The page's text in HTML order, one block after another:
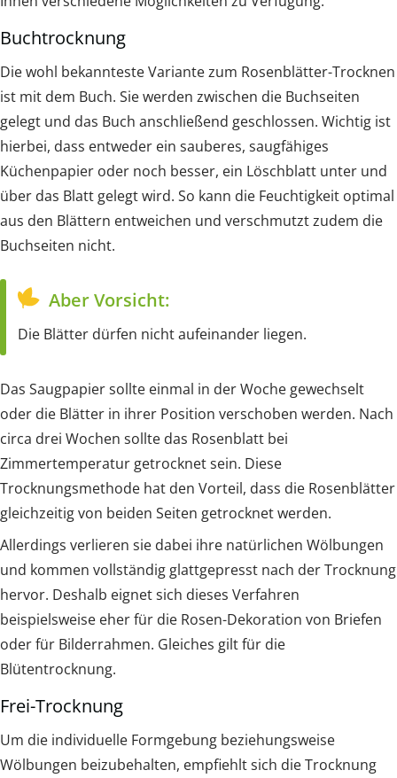
Buchtrocknung
Die wohl bekannteste Variante zum Rosenblätter-Trocknen
ist mit dem Buch. Sie werden zwischen die Buchseiten
gelegt und das Buch anschließend geschlossen. Wichtig ist
hierbei, dass entweder ein sauberes, saugfähiges
Küchenpapier oder noch besser, ein Löschblatt unter und
über das Blatt gelegt wird. So kann die Feuchtigkeit optimal
aus den Blättern entweichen und verschmutzt zudem die
Buchseiten nicht.
Aber Vorsicht:
Die Blätter dürfen nicht aufeinander liegen.
Das Saugpapier sollte einmal in der Woche gewechselt
oder die Blätter in ihrer Position verschoben werden. Nach
circa drei Wochen sollte das Rosenblatt bei
Zimmertemperatur getrocknet sein. Diese
Trocknungsmethode hat den Vorteil, dass die Rosenblätter
gleichzeitig von beiden Seiten getrocknet werden.
Allerdings verlieren sie dabei ihre natürlichen Wölbungen
und kommen vollständig glattgepresst nach der Trocknung
hervor. Deshalb eignet sich dieses Verfahren
beispielsweise eher für die Rosen-Dekoration von Briefen
oder für Bilderrahmen. Gleiches gilt für die
Blütentrocknung.
Frei-Trocknung
Um die individuelle Formgebung beziehungsweise
Wölbungen beizubehalten, empfiehlt sich die Trocknung